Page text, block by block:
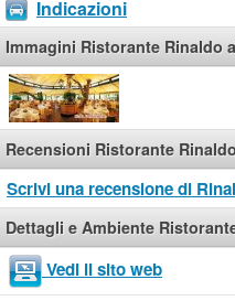
Indicazioni
Immagini Ristorante Rinaldo
Recensioni Ristorante
Scrivi una recensione di
Dettagli e Ambiente
Vedi il sito web